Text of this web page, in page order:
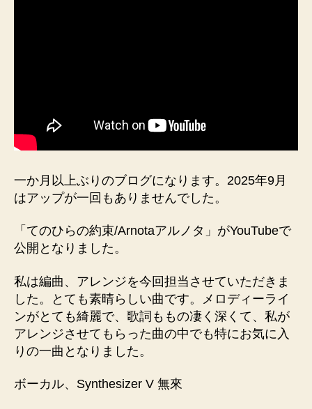
て、
ジ
担
し
ま
た
へ
の
一か月以上ぶりのブログになります。2025年9月
はアップが一回もありませんでした。
「てのひらの約束/Arnotaアルノタ」がYouTubeで
公開となりました。
私は編曲、アレンジを今回担当させていただきま
した。とても素晴らしい曲です。メロディーライ
ンがとても綺麗で、歌詞ももの凄く深くて、私が
アレンジさせてもらった曲の中でも特にお気に入
りの一曲となりました。
ボーカル、Synthesizer V 無來